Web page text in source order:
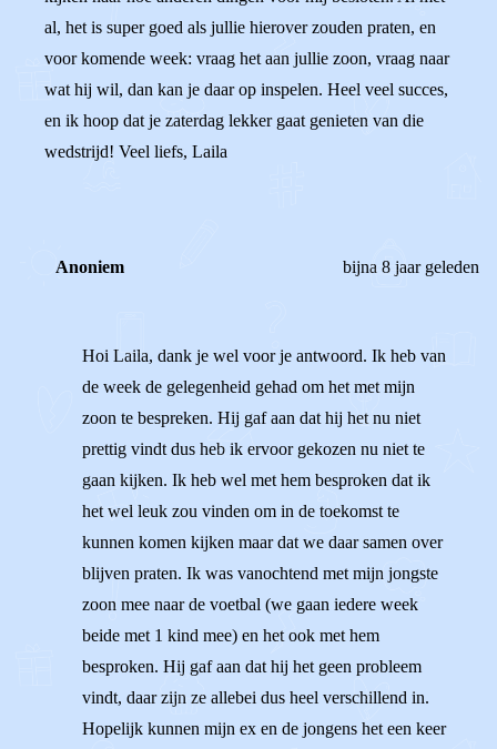
al, het is super goed als jullie hierover zouden praten, en
voor komende week: vraag het aan jullie zoon, vraag naar
wat hij wil, dan kan je daar op inspelen. Heel veel succes,
en ik hoop dat je zaterdag lekker gaat genieten van die
wedstrijd! Veel liefs, Laila
Anoniem bijna 8 jaar geleden
Hoi Laila, dank je wel voor je antwoord. Ik heb van
de week de gelegenheid gehad om het met mijn
zoon te bespreken. Hij gaf aan dat hij het nu niet
prettig vindt dus heb ik ervoor gekozen nu niet te
gaan kijken. Ik heb wel met hem besproken dat ik
het wel leuk zou vinden om in de toekomst te
kunnen komen kijken maar dat we daar samen over
blijven praten. Ik was vanochtend met mijn jongste
zoon mee naar de voetbal (we gaan iedere week
beide met 1 kind mee) en het ook met hem
besproken. Hij gaf aan dat hij het geen probleem
vindt, daar zijn ze allebei dus heel verschillend in.
Hopelijk kunnen mijn ex en de jongens het een keer